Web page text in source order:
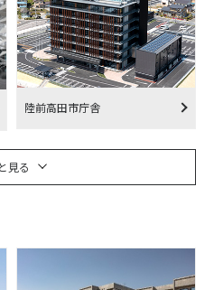
陸前高田市庁舎
見る